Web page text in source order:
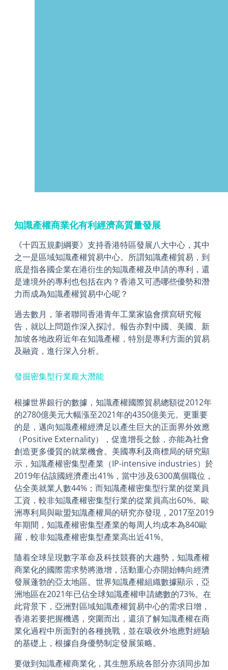
知識產權商業化有利經濟高質量發展
《十四五規劃綱要》支持香港特區發展八大中心，其中
之一是區域知識產權貿易中心。所謂知識產權貿易，到
底是指各國企業在港衍生的知識產權及申請的專利，還
是連境外的專利也包括在內？香港又可憑哪些優勢和潛
力而成為知識產權貿易中心呢？
過去數月，筆者聯同香港青年工業家協會撰寫研究報
告，就以上問題作深入探討。報告亦對中國、美國、新
加坡各地政府近年在知識產權，特別是專利方面的貿易
及融資，進行深入分析。
發掘密集型行業龐大潛能
根據世界銀行的數據，知識產權國際貿易總額從2012年
的2780億美元大幅漲至2021年的4350億美元。更重要
的是，邁向知識產權經濟足以產生巨大的正面界外效應
（Positive Externality），促進增長之餘，亦能為社會
創造更多優質的就業機會。美國專利及商標局的研究顯
示，知識產權密集型產業（IP-intensive industries）於
2019年佔該國經濟產出41%，當中涉及6300萬個職位，
佔全美就業人數44%；而知識產權密集型行業的從業員
工資，較非知識產權密集型行業的從業員高出60%。歐
洲專利局與歐盟知識產權局的研究亦發現，2017至2019
年期間，知識產權密集型產業的每周人均成本為840歐
羅，較非知識產權密集型產業高出近41%。
隨着全球呈現數字革命及科技競賽的大趨勢，知識產權
商業化的國際需求勢將激增，活動重心亦開始轉向經濟
發展蓬勃的亞太地區。世界知識產權組織數據顯示，亞
洲地區在2021年已佔全球知識產權申請總數的73%。在
此背景下，亞洲對區域知識產權貿易中心的需求日增，
香港若要把握機遇，突圍而出，還須了解知識產權在商
業化過程中所面對的各種挑戰，並在吸收外地應對經驗
的基礎上，根據自身優勢制定發展策略。
要做到知識產權商業化，其生態系統各部分亦須同步加